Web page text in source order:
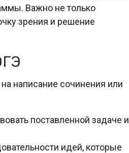
Важно не только
зрения и решение
написание сочинения или
поставленной задаче и
идей, которые